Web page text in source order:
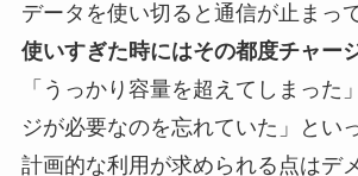
データを使い切ると通信が止まっ
使いすぎた時にはその都度チャー
「うっかり容量を超えてしまった
ジが必要なのを忘れていた」とい
計画的な利用が求められる点はデ